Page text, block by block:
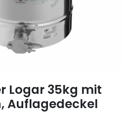
Logar 35kg mit
Auflagedeckel